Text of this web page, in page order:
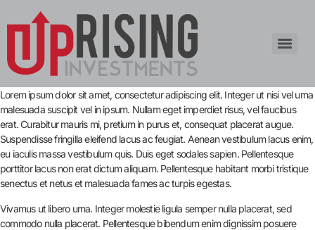
Lorem ipsum dolor sit amet, consectetur adipiscing elit. Integer ut nisi vel urna
malesuada suscipit vel in ipsum. Nullam eget imperdiet risus, vel faucibus
erat. Curabitur mauris mi, pretium in purus et, consequat placerat augue.
Suspendisse fringilla eleifend lacus ac feugiat. Aenean vestibulum lacus enim,
eu iaculis massa vestibulum quis. Duis eget sodales sapien. Pellentesque
porttitor lacus non erat dictum aliquam. Pellentesque habitant morbi tristique
senectus et netus et malesuada fames ac turpis egestas.
Vivamus ut libero urna. Integer molestie ligula semper nulla placerat, sed
commodo nulla placerat. Pellentesque bibendum enim dignissim posuere